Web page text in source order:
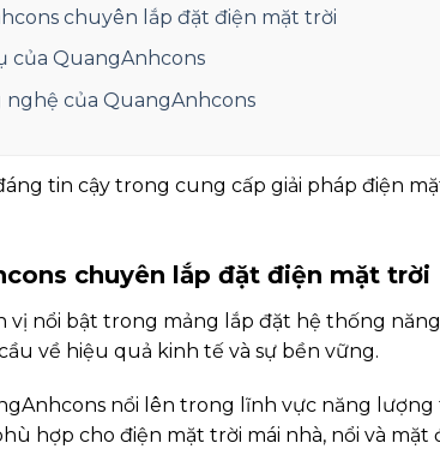
chuyên lắp đặt điện mặt trời
của QuangAnhcons
của QuangAnhcons
tin cậy trong cung cấp giải pháp điện
chuyên lắp đặt điện mặt trời
vị nổi bật trong mảng lắp đặt hệ thống
về hiệu quả kinh tế và sự bền vững.
nổi lên trong lĩnh vực năng lượng
hợp cho điện mặt trời mái nhà, nổi và mặt